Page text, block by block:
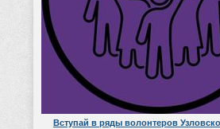
Вступай в ряды волонтеров